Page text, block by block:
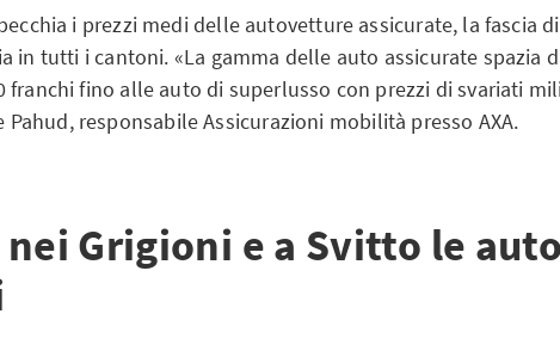
i prezzi medi delle autovetture assicurate, la fascia
in tutti i cantoni. «La gamma delle auto assicurate spazia
franchi fino alle auto di superlusso con prezzi di svariati
Pahud, responsabile Assicurazioni mobilità presso AXA.
nei Grigioni e a Svitto le